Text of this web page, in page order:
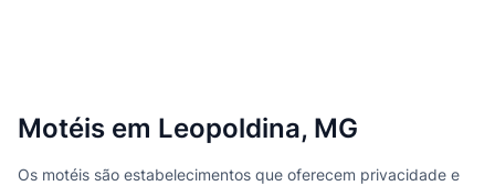
Motéis em Leopoldina, MG
Os motéis são estabelecimentos que oferecem privacidade e